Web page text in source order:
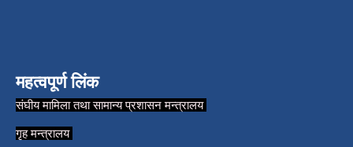
महत्वपूर्ण लिंक
संघीय मामिला तथा सामान्य प्रशासन मन्त्रालय
गृह मन्त्रालय